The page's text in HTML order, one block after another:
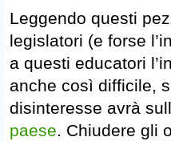
Leggendo questi
legislatori (e forse
a questi educatori
anche così difficile,
disinteresse avrà
paese. Chiudere gli